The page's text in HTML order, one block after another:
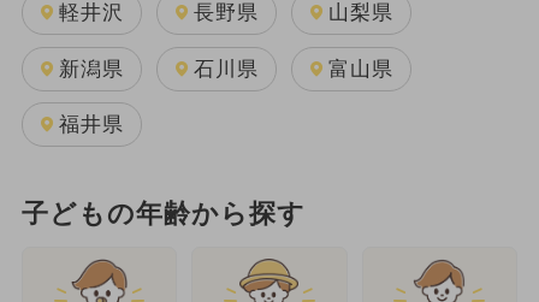
軽井沢 長野県 山梨県
新潟県 石川県 富山県
福井県
子どもの年齢から探す